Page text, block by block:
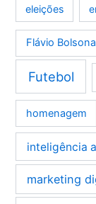
eleições
Flávio
Futebol
homenagem
inteligência
marketing